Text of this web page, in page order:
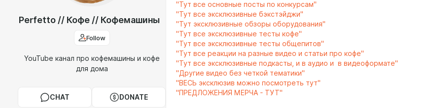
Perfetto // Кофе // Кофемашины
Follow
YouTube канал про кофемашины и кофе
для дома
CHAT DONATE
"Тут все основные посты по конкурсам"
"Тут все эксклюзивные бэкстэйджи"
"Тут эксклюзивные обзоры оборудования"
"Тут все эксклюзивные тесты кофе"
"Тут все эксклюзивные тесты общепитов"
"Тут все реакции на разные видео и статьи про кофе"
"Тут все эксклюзивные подкасты, и в аудио и в видеоформате"
"Другие видео без четкой тематики"
"ВЕСЬ эксклюзив можно посмотреть тут"
"ПРЕДЛОЖЕНИЯ МЕРЧА - ТУТ"